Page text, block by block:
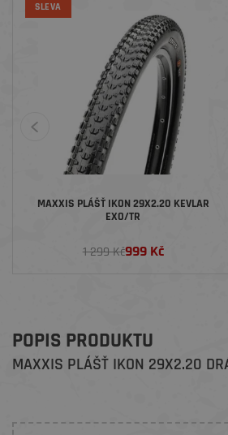
SLEVA
MAXXIS PLÁŠŤ IKON 29X2.20 KEVLAR
EXO/TR
1 299 Kč999 Kč
POPIS PRODUKTU
MAXXIS PLÁŠŤ IKON 29X2.20